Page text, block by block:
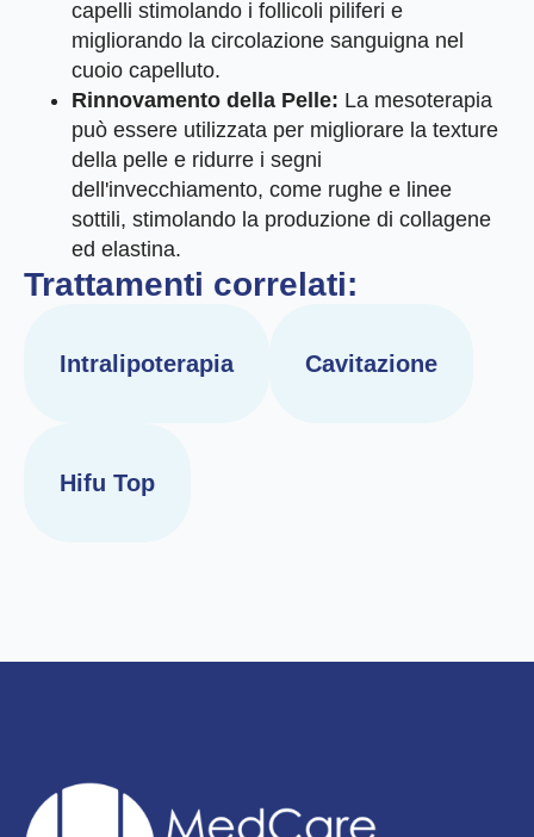
capelli stimolando i follicoli piliferi e
migliorando la circolazione sanguigna nel
cuoio capelluto.
Rinnovamento della Pelle: La mesoterapia
può essere utilizzata per migliorare la texture
della pelle e ridurre i segni
dell'invecchiamento, come rughe e linee
sottili, stimolando la produzione di collagene
ed elastina.
Trattamenti correlati:
Intralipoterapia Cavitazione
Hifu Top